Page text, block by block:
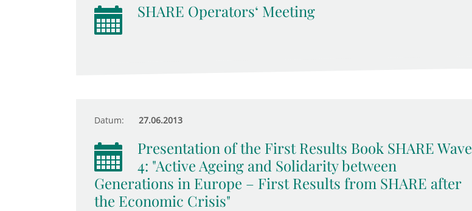
SHARE Operators‘ Meeting
Datum: 27.06.2013
Presentation of the First Results Book SHARE Wave
4: "Active Ageing and Solidarity between
Generations in Europe – First Results from SHARE after
the Economic Crisis"